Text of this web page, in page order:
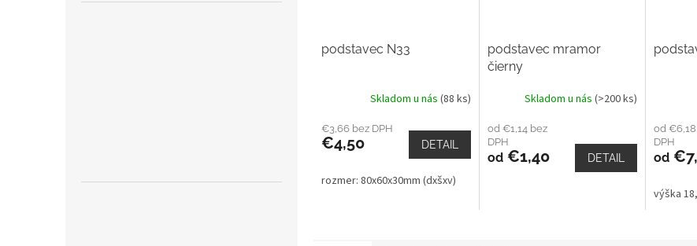
podstavec N33
Skladom u nás (88 ks)
€3,66 bez DPH
€4,50 DETAIL
rozmer: 80x60x30mm (dxšxv)
podstavec mramor
čierny
Skladom u nás (>200 ks)
od €1,14 bez
DPH
od€1,40 DETAIL
od
DPH
od
výška